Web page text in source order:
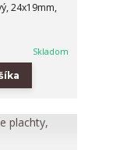
24x19mm,
Skladom